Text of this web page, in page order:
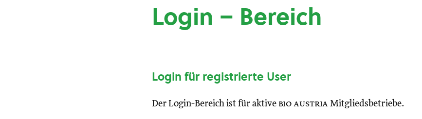
Login – Bereich
Login für registrierte User
Der Login-Bereich ist für aktive bio austria Mitgliedsbetriebe.